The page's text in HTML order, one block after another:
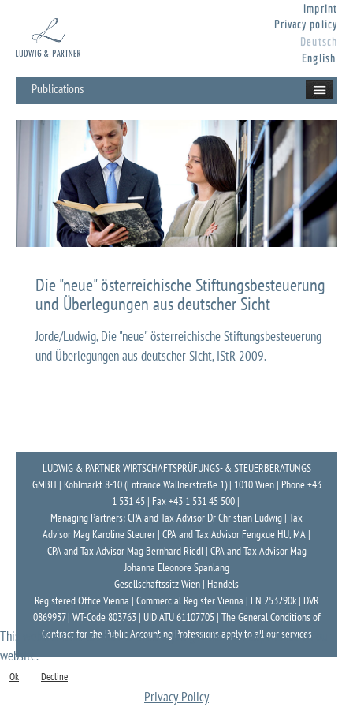
Deutsch
English
Imprint
Privacy policy
Publications
Die "neue" österreichische Stiftungsbesteuerung
und Überlegungen aus deutscher Sicht
Jorde/Ludwig, Die "neue" österreichische Stiftungsbesteuerung
und Überlegungen aus deutscher Sicht, IStR 2009.
LUDWIG & PARTNER WIRTSCHAFTSPRÜFUNGS- & STEUERBERATUNGS
GMBH | Kohlmarkt 8-10 (Entrance Wallnerstraße 1) | 1010 Wien | Phone +43
1 531 45 | Fax +43 1 531 45 500 |
Managing Partners: CPA and Tax Advisor Dr Christian Ludwig | Tax
Advisor Mag Karoline Steurer | CPA and Tax Advisor Fengxue HU, MA |
CPA and Tax Advisor Mag Bernhard Riedl | CPA and Tax Advisor Mag
Johanna Eleonore Spanlang
Gesellschaftssitz Wien | Handels
Registered Office Vienna | Commercial Register Vienna | FN 253290k | DVR
0869937 | WT-Code 803763 | UID ATU 61107705 | The General Conditions of
Contract for the Public Accounting Professions apply to all our services
This website uses cookies to ensure you get the best experience on our
website.
Ok Decline
Privacy Policy